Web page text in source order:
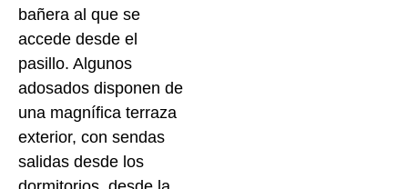
bañera al que se
accede desde el
pasillo. Algunos
adosados disponen de
una magnífica terraza
exterior, con sendas
salidas desde los